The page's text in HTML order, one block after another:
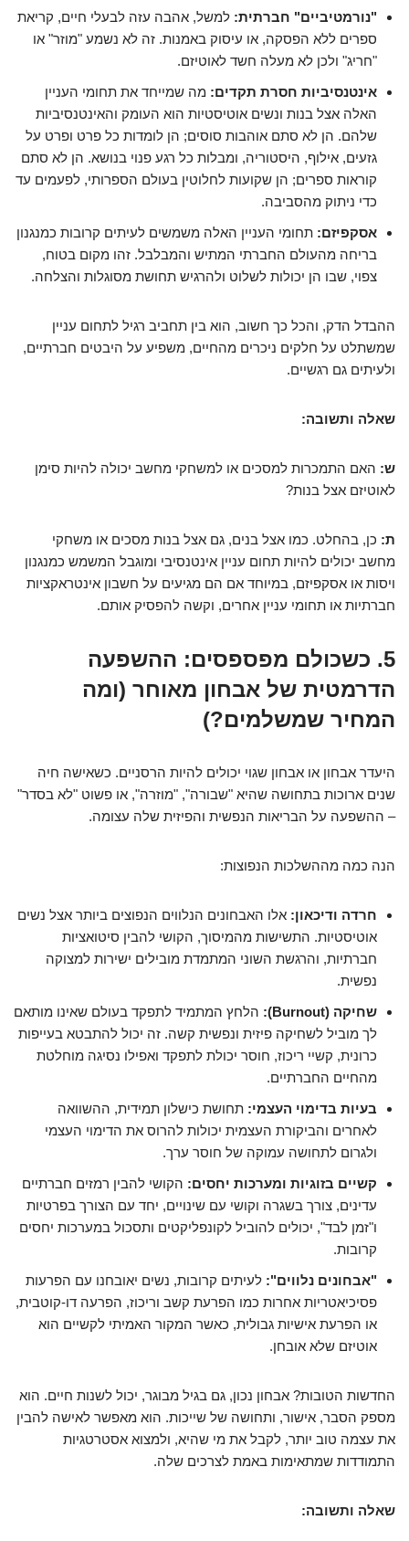
"נורמטיביים" חברתית: למשל, אהבה עזה לבעלי חיים, קריאת
ספרים ללא הפסקה, או עיסוק באמנות. זה לא נשמע "מוזר" או
"חריג" ולכן לא מעלה חשד לאוטיזם.
אינטנסיביות חסרת תקדים: מה שמייחד את תחומי העניין
האלה אצל בנות ונשים אוטיסטיות הוא העומק והאינטנסיביות
שלהם. הן לא סתם אוהבות סוסים; הן לומדות כל פרט ופרט על
גזעים, אילוף, היסטוריה, ומבלות כל רגע פנוי בנושא. הן לא סתם
קוראות ספרים; הן שקועות לחלוטין בעולם הספרותי, לפעמים עד
כדי ניתוק מהסביבה.
אסקפיזם: תחומי העניין האלה משמשים לעיתים קרובות כמנגנון
בריחה מהעולם החברתי המתיש והמבלבל. זהו מקום בטוח,
צפוי, שבו הן יכולות לשלוט ולהרגיש תחושת מסוגלות והצלחה.
ההבדל הדק, והכל כך חשוב, הוא בין תחביב רגיל לתחום עניין
שמשתלט על חלקים ניכרים מהחיים, משפיע על היבטים חברתיים,
ולעיתים גם רגשיים.
שאלה ותשובה:
ש: האם התמכרות למסכים או למשחקי מחשב יכולה להיות סימן
לאוטיזם אצל בנות?
ת: כן, בהחלט. כמו אצל בנים, גם אצל בנות מסכים או משחקי
מחשב יכולים להיות תחום עניין אינטנסיבי ומוגבל המשמש כמנגנון
ויסות או אסקפיזם, במיוחד אם הם מגיעים על חשבון אינטראקציות
חברתיות או תחומי עניין אחרים, וקשה להפסיק אותם.
5. כשכולם מפספסים: ההשפעה
הדרמטית של אבחון מאוחר (ומה
המחיר שמשלמים?)
היעדר אבחון או אבחון שגוי יכולים להיות הרסניים. כשאישה חיה
שנים ארוכות בתחושה שהיא "שבורה", "מוזרה", או פשוט "לא בסדר"
– ההשפעה על הבריאות הנפשית והפיזית שלה עצומה.
הנה כמה מההשלכות הנפוצות:
חרדה ודיכאון: אלו האבחונים הנלווים הנפוצים ביותר אצל נשים
אוטיסטיות. התשישות מהמיסוך, הקושי להבין סיטואציות
חברתיות, והרגשת השוני המתמדת מובילים ישירות למצוקה
נפשית.
שחיקה (Burnout):
הלחץ המתמיד לתפקד בעולם שאינו מותאם
לך מוביל לשחיקה פיזית ונפשית קשה. זה יכול להתבטא בעייפות
כרונית, קשיי ריכוז, חוסר יכולת לתפקד ואפילו נסיגה מוחלטת
מהחיים החברתיים.
בעיות בדימוי העצמי: תחושת כישלון תמידית, ההשוואה
לאחרים והביקורת העצמית יכולות להרוס את הדימוי העצמי
ולגרום לתחושה עמוקה של חוסר ערך.
קשיים בזוגיות ומערכות יחסים: הקושי להבין רמזים חברתיים
עדינים, צורך בשגרה וקושי עם שינויים, יחד עם הצורך בפרטיות
ו"זמן לבד", יכולים להוביל לקונפליקטים ותסכול במערכות יחסים
קרובות.
"אבחונים נלווים": לעיתים קרובות, נשים יאובחנו עם הפרעות
פסיכיאטריות אחרות כמו הפרעת קשב וריכוז, הפרעה דו-קוטבית,
או הפרעת אישיות גבולית, כאשר המקור האמיתי לקשיים הוא
אוטיזם שלא אובחן.
החדשות הטובות? אבחון נכון, גם בגיל מבוגר, יכול לשנות חיים. הוא
מספק הסבר, אישור, ותחושה של שייכות. הוא מאפשר לאישה להבין
את עצמה טוב יותר, לקבל את מי שהיא, ולמצוא אסטרטגיות
התמודדות שמתאימות באמת לצרכים שלה.
שאלה ותשובה: